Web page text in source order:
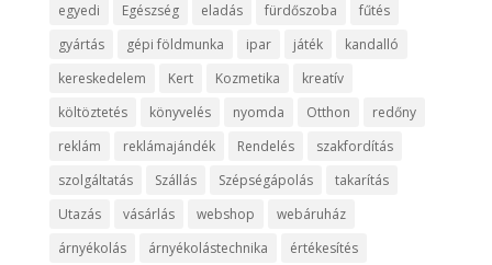
egyedi
Egészség eladás fürdőszoba
fűtés
gyártás
gépi földmunka ipar játék
kandalló
kereskedelem
Kert Kozmetika
kreatív
költöztetés
könyvelés nyomda Otthon
redőny
reklám
reklámajándék Rendelés
szakfordítás
szolgáltatás
Szállás Szépségápolás
takarítás
Utazás
vásárlás webshop
webáruház
árnyékolás
árnyékolástechnika
értékesítés